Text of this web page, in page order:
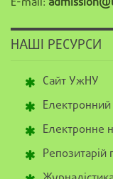
НАШІ РЕСУРСИ
Сайт УжНУ
Електронне
Репозитарій